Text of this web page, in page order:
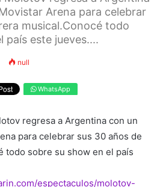
Arena para celebrar
musical.Conocé todo
país este jueves....
null
WhatsApp
regresa a Argentina con un
para celebrar sus 30 años de
todo sobre su show en el país
espectaculos/molotov-